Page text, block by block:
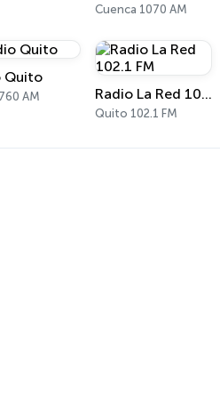
Cuenca 1070 AM
Quito
AM Radio La Red 102.1 FM
Quito 102.1 FM